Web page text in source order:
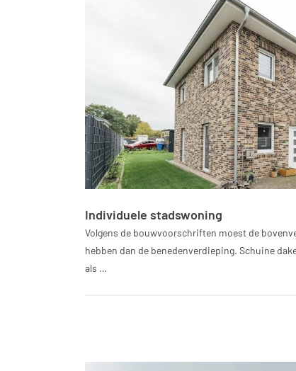
Individuele stadswoning
Volgens de bouwvoorschriften moest de
hebben dan de benedenverdieping. Schuine
als …